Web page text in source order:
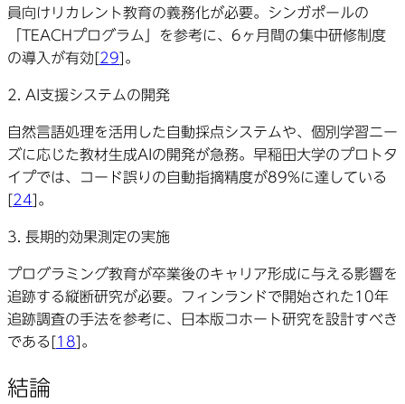
員向けリカレント教育の義務化が必要。シンガポールの
「TEACHプログラム」を参考に、6ヶ月間の集中研修制度
の導入が有効[29]。
2. AI支援システムの開発
自然言語処理を活用した自動採点システムや、個別学習ニー
ズに応じた教材生成AIの開発が急務。早稲田大学のプロトタ
イプでは、コード誤りの自動指摘精度が89%に達している
[24]。
3. 長期的効果測定の実施
プログラミング教育が卒業後のキャリア形成に与える影響を
追跡する縦断研究が必要。フィンランドで開始された10年
追跡調査の手法を参考に、日本版コホート研究を設計すべき
である[18]。
結論